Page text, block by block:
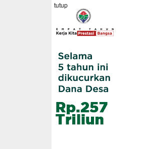
tutup